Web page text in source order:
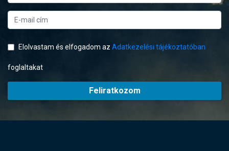
Elolvastam és elfogadom az Adatkezelési tájékoztatóban
foglaltakat
Feliratkozom